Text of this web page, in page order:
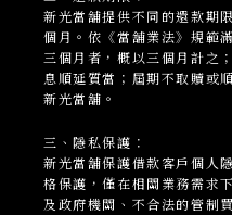
新光當舖提供不同的還款期
個月。依《當舖業法》規範
三個月者，概以三個月計之
息順延質當；屆期不取贖或
新光當舖。
三、隱私保護：
新光當舖保護借款客戶個人
格保護，僅在相關業務需求
及政府機關、不合法的管制